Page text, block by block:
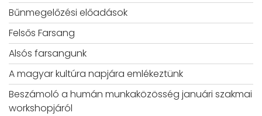
Bűnmegelőzési előadások
Felsős Farsang
Alsós farsangunk
A magyar kultúra napjára emlékeztünk
Beszámoló a humán munkaközösség januári szakmai
workshopjáról